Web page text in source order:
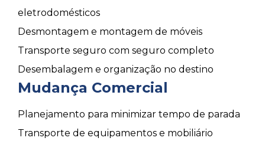
eletrodomésticos
Desmontagem e montagem de móveis
Transporte seguro com seguro completo
Desembalagem e organização no destino
Mudança Comercial
Planejamento para minimizar tempo de parada
Transporte de equipamentos e mobiliário